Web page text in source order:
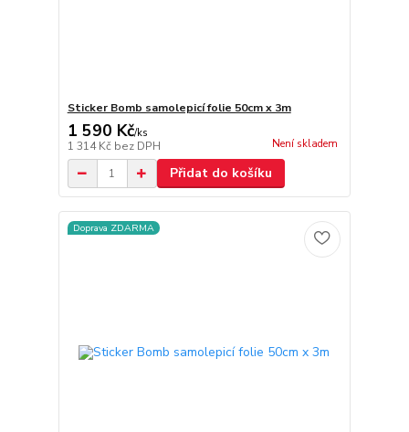
Sticker Bomb samolepicí folie 50cm x 3m
1 590 Kč/ks
1 314 Kč bez DPH Není skladem
Přidat do košíku
Doprava ZDARMA